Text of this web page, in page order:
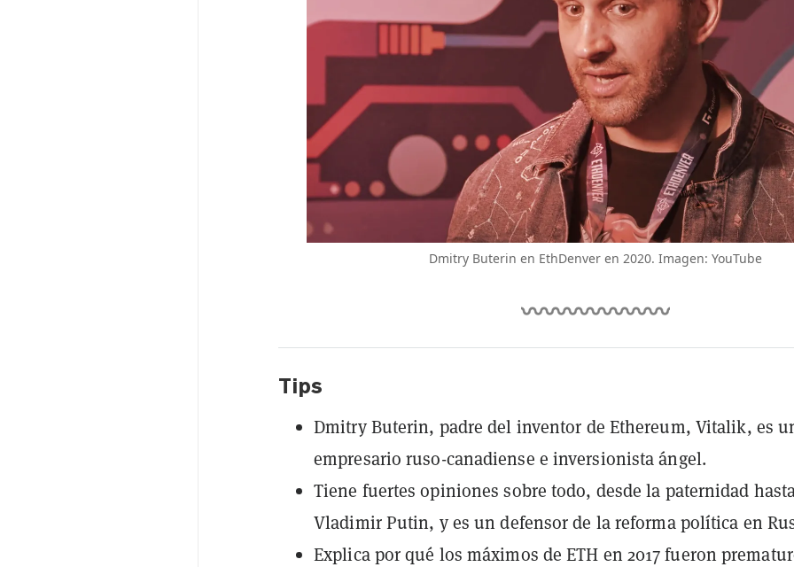
Dmitry Buterin en EthDenver en 2020. Imagen: YouTube
Tips
Dmitry Buterin, padre del inventor de Ethereum, Vitalik, es
empresario ruso-canadiense e inversionista ángel.
Tiene fuertes opiniones sobre todo, desde la paternidad
Vladimir Putin, y es un defensor de la reforma política en
Explica por qué los máximos de ETH en 2017 fueron